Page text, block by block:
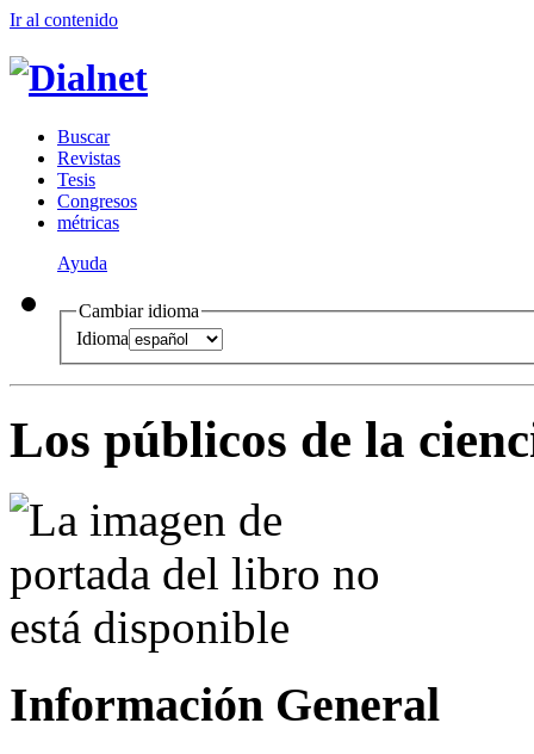
Ir al contenido
Buscar
Revistas
Tesis
Congresos
métricas
Ayuda
Cambiar idioma
Idioma
Los públicos de la
Información General